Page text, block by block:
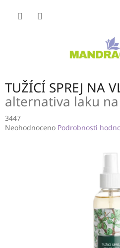
TUŽÍCÍ SPREJ NA
alternativa laku
3447
Průměrné
Neohodnoceno Podrobnosti